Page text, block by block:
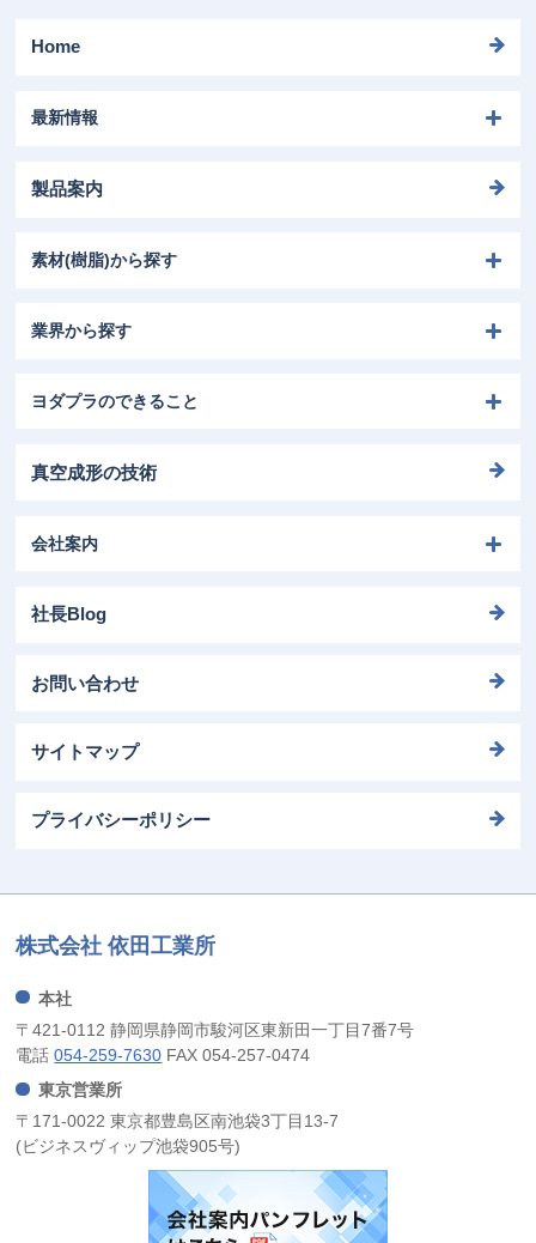
Home
最新情報
製品案内
素材(樹脂)から探す
業界から探す
ヨダプラのできること
真空成形の技術
会社案内
社長Blog
お問い合わせ
サイトマップ
プライバシーポリシー
株式会社 依田工業所
本社
〒421-0112 静岡県静岡市駿河区東新田一丁目7番7号
電話054-259-7630 FAX 054-257-0474
東京営業所
〒171-0022 東京都豊島区南池袋3丁目13-7
(ビジネスヴィップ池袋905号)